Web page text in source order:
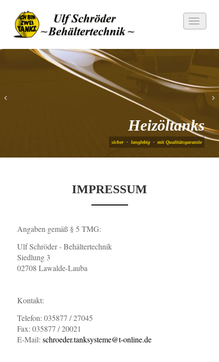
Toggle
Heizöltanks
sicher - langlebig - mit Qualitätsgarantie
IMPRESSUM
Angaben gemäß § 5 TMG:
Ulf Schröder - Behältertechnik
Siedlung 3
02708 Lawalde-Lauba
Kontakt:
Telefon: 035877 / 27045
Fax: 035877 / 20021
E-Mail: schroeder.tanksysteme@t-online.de